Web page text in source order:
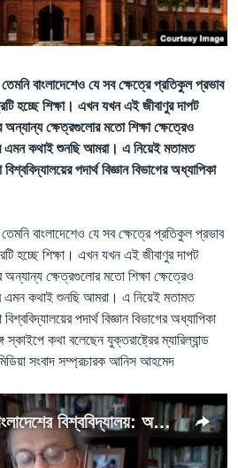
বাংলাদেশেও যে সব ক্ষেত্রে প্রতিকুল প্রভাব
হচ্ছে শিক্ষা। এখন যখন এই জীবাণুর দাপট
ক্ষেত্রগুলোর মতো শিক্ষা ক্ষেত্রেও
এমন কথাই শুনছি আমরা। এ নিয়েই মতামত
বিশ্ববিদ্যালয়ের পদার্থ বিজ্ঞান বিভাগের অধ্যাপিকা
বাংলাদেশেও যে সব ক্ষেত্রে প্রতিকুল প্রভাব
হচ্ছে শিক্ষা। এখন যখন এই জীবাণুর দাপট
ক্ষেত্রগুলোর মতো শিক্ষা ক্ষেত্রেও
এমন কথাই শুনছি আমরা। এ নিয়েই মতামত
বিশ্ববিদ্যালয়ের পদার্থ বিজ্ঞান বিভাগের অধ্যাপিকা
কথা বলেছেন যুক্তরাষ্ট্রের ম্যারিল্যান্ড
সংবাদ সম্প্রচারক আনিস আহমেদ
স্বাভাবিকতায় ফিরছে বাংলাদেশের বিশ্ববিদ্যালয়: অভিমত ও বিশ্লেষণ